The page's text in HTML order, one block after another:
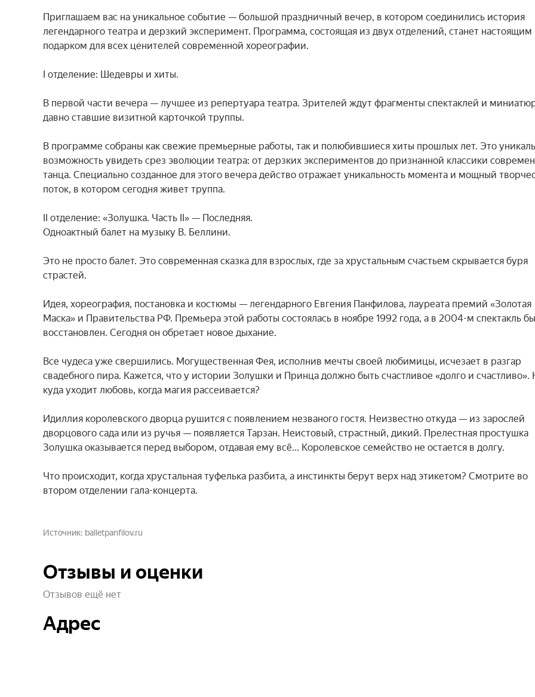
Приглашаем вас на уникальное событие — большой праздничный вечер, в котором соединились история
легендарного театра и дерзкий эксперимент. Программа, состоящая из двух отделений, станет настоящим
подарком для всех ценителей современной хореографии.
I отделение: Шедевры и хиты.
В первой части вечера — лучшее из репертуара театра. Зрителей ждут фрагменты спектаклей и
давно ставшие визитной карточкой труппы.
В программе собраны как свежие премьерные работы, так и полюбившиеся хиты прошлых лет. Это
возможность увидеть срез эволюции театра: от дерзких экспериментов до признанной классики
танца. Специально созданное для этого вечера действо отражает уникальность момента и мощный
поток, в котором сегодня живет труппа.
II отделение: «Золушка. Часть II» — Последняя.
Одноактный балет на музыку В. Беллини.
Это не просто балет. Это современная сказка для взрослых, где за хрустальным счастьем скрывается буря
страстей.
Идея, хореография, постановка и костюмы — легендарного Евгения Панфилова, лауреата премий «Золотая
Маска» и Правительства РФ. Премьера этой работы состоялась в ноябре 1992 года, а в 2004-м спектакль
восстановлен. Сегодня он обретает новое дыхание.
Все чудеса уже свершились. Могущественная Фея, исполнив мечты своей любимицы, исчезает в разгар
свадебного пира. Кажется, что у истории Золушки и Принца должно быть счастливое «долго и счастливо».
куда уходит любовь, когда магия рассеивается?
Идиллия королевского дворца рушится с появлением незваного гостя. Неизвестно откуда — из зарослей
дворцового сада или из ручья — появляется Тарзан. Неистовый, страстный, дикий. Прелестная простушка
Золушка оказывается перед выбором, отдавая ему всё... Королевское семейство не остается в долгу.
Что происходит, когда хрустальная туфелька разбита, а инстинкты берут верх над этикетом? Смотрите во
втором отделении гала-концерта.
Источник balletpanfilov.ru
Отзывы и оценки
Отзывов ещё нет
Адрес